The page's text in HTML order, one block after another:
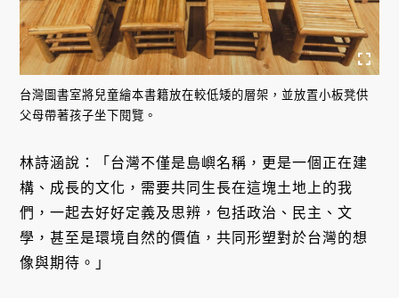
台灣圖書室將兒童繪本書籍放在較低矮的層架，並放置小板凳供
父母帶著孩子坐下閱覽。
林詩涵說：「台灣不僅是島嶼名稱，更是一個正在建
構、成長的文化，需要共同生長在這塊土地上的我
們，一起去好好定義及思辨，包括政治、民主、文
學，甚至是環境自然的價值，共同形塑對於台灣的想
像與期待。」